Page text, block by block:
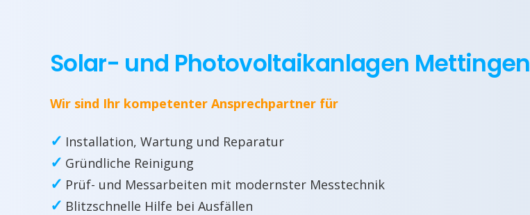
Solar- und Photovoltaikanlagen Mettingen
Wir sind Ihr kompetenter Ansprechpartner für
✓ Installation, Wartung und Reparatur
✓ Gründliche Reinigung
✓ Prüf- und Messarbeiten mit modernster Messtechnik
✓ Blitzschnelle Hilfe bei Ausfällen